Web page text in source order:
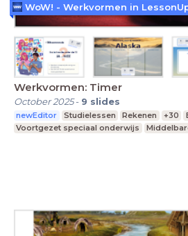
Werkvormen: Timer
October 2025- 9 slides
newEditor Studielessen Rekenen +30
Voortgezet speciaal onderwijs
WoW! - Werkvormen in